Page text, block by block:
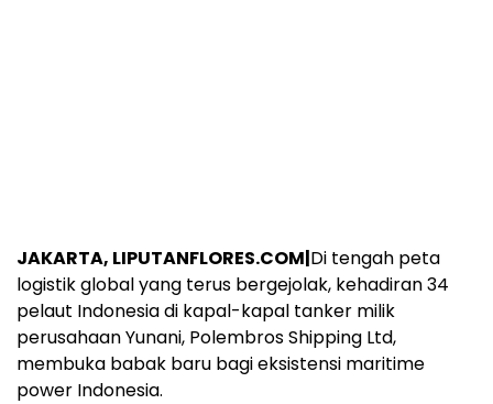
JAKARTA, LIPUTANFLORES.COM|Di tengah peta
logistik global yang terus bergejolak, kehadiran 34
pelaut Indonesia di kapal-kapal tanker milik
perusahaan Yunani, Polembros Shipping Ltd,
membuka babak baru bagi eksistensi maritime
power Indonesia.